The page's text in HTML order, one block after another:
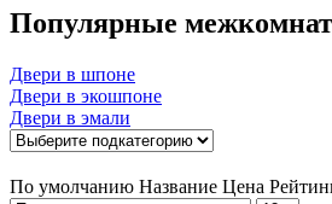
Популярные
Двери в шпоне
Двери в экошпоне
Двери в эмали
По умолчанию Название Цена